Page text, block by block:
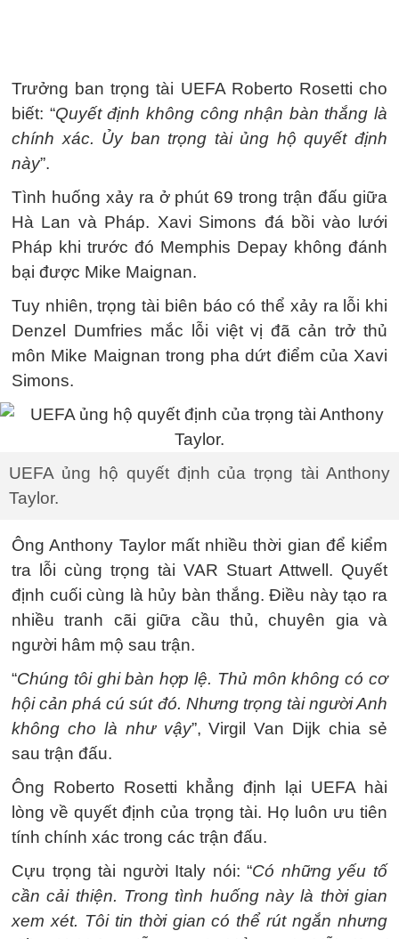
Trưởng ban trọng tài UEFA Roberto Rosetti cho
biết: “Quyết định không công nhận bàn thắng là
chính xác. Ủy ban trọng tài ủng hộ quyết định
này”.
Tình huống xảy ra ở phút 69 trong trận đấu giữa
Hà Lan và Pháp. Xavi Simons đá bồi vào lưới
Pháp khi trước đó Memphis Depay không đánh
bại được Mike Maignan.
Tuy nhiên, trọng tài biên báo có thể xảy ra lỗi khi
Denzel Dumfries mắc lỗi việt vị đã cản trở thủ
môn Mike Maignan trong pha dứt điểm của Xavi
Simons.
UEFA ủng hộ quyết định của trọng tài Anthony
Taylor.
Ông Anthony Taylor mất nhiều thời gian để kiểm
tra lỗi cùng trọng tài VAR Stuart Attwell. Quyết
định cuối cùng là hủy bàn thắng. Điều này tạo ra
nhiều tranh cãi giữa cầu thủ, chuyên gia và
người hâm mộ sau trận.
“Chúng tôi ghi bàn hợp lệ. Thủ môn không có cơ
hội cản phá cú sút đó. Nhưng trọng tài người Anh
không cho là như vậy”, Virgil Van Dijk chia sẻ
sau trận đấu.
Ông Roberto Rosetti khẳng định lại UEFA hài
lòng về quyết định của trọng tài. Họ luôn ưu tiên
tính chính xác trong các trận đấu.
Cựu trọng tài người Italy nói: “Có những yếu tố
cần cải thiện. Trong tình huống này là thời gian
xem xét. Tôi tin thời gian có thể rút ngắn nhưng